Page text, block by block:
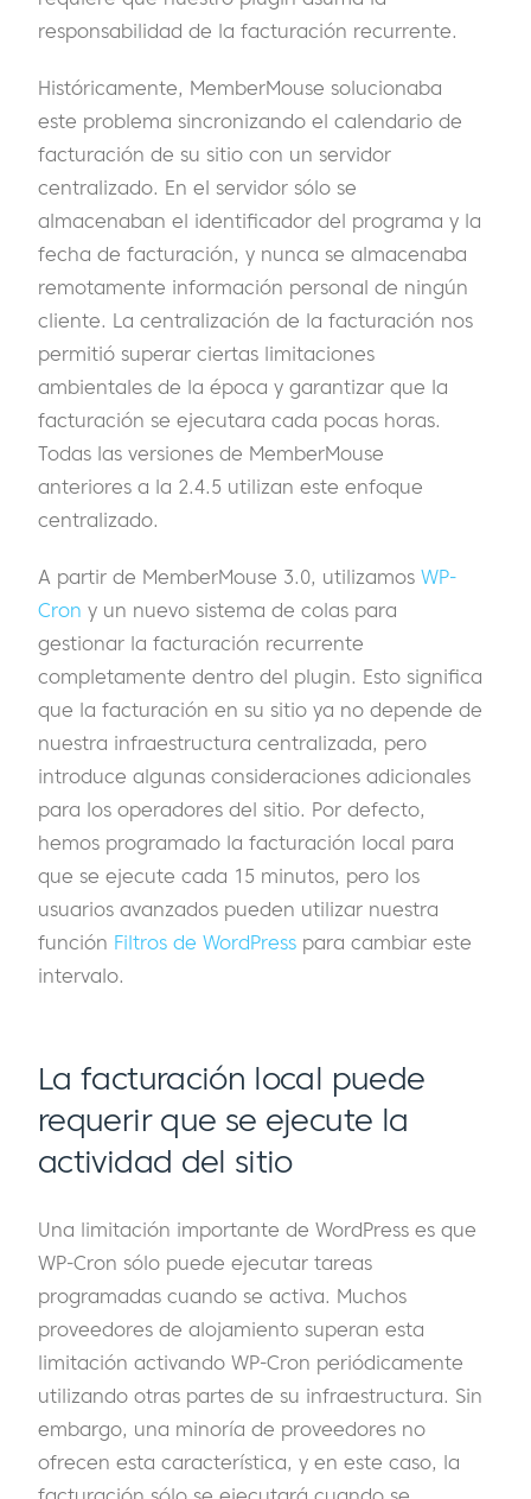
responsabilidad de la facturación recurrente.
Históricamente, MemberMouse solucionaba
este problema sincronizando el calendario de
facturación de su sitio con un servidor
centralizado. En el servidor sólo se
almacenaban el identificador del programa y la
fecha de facturación, y nunca se almacenaba
remotamente información personal de ningún
cliente. La centralización de la facturación nos
permitió superar ciertas limitaciones
ambientales de la época y garantizar que la
facturación se ejecutara cada pocas horas.
Todas las versiones de MemberMouse
anteriores a la 2.4.5 utilizan este enfoque
centralizado.
A partir de MemberMouse 3.0, utilizamos WP-
Cron y un nuevo sistema de colas para
gestionar la facturación recurrente
completamente dentro del plugin. Esto significa
que la facturación en su sitio ya no depende de
nuestra infraestructura centralizada, pero
introduce algunas consideraciones adicionales
para los operadores del sitio. Por defecto,
hemos programado la facturación local para
que se ejecute cada 15 minutos, pero los
usuarios avanzados pueden utilizar nuestra
función Filtros de WordPress para cambiar este
intervalo.
La facturación local puede
requerir que se ejecute la
actividad del sitio
Una limitación importante de WordPress es que
WP-Cron sólo puede ejecutar tareas
programadas cuando se activa. Muchos
proveedores de alojamiento superan esta
limitación activando WP-Cron periódicamente
utilizando otras partes de su infraestructura. Sin
embargo, una minoría de proveedores no
ofrecen esta característica, y en este caso, la